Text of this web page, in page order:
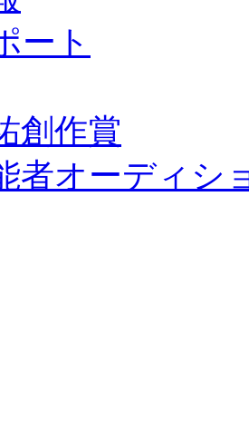
ート
創作賞
者オーディシ